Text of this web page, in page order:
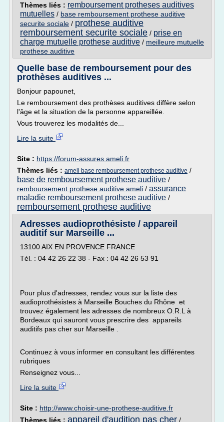
Thèmes liés : remboursement protheses auditives
mutuelles / base remboursement prothese auditive
securite sociale / prothese auditive
remboursement securite sociale / prise en
charge mutuelle prothese auditive / meilleure mutuelle
prothese auditive
Quelle base de remboursement pour des
prothèses auditives ...
Bonjour papounet,
Le remboursement des prothèses auditives diffère selon
l'âge et la situation de la personne appareillée.
Vous trouverez les modalités de...
Lire la suite
Site : https://forum-assures.ameli.fr
Thèmes liés : ameli base remboursement prothese auditive /
base de remboursement prothese auditive /
remboursement prothese auditive ameli / assurance
maladie remboursement prothese auditive /
remboursement prothese auditive
Adresses audioprothésiste / appareil
auditif sur Marseille ...
13100 AIX EN PROVENCE FRANCE
Tél. : 04 42 26 22 38 - Fax : 04 42 26 53 91
Pour plus d'adresses, rendez vous sur la liste des
audioprothésistes à Marseille Bouches du Rhône et
trouvez également les adresses de nombreux O.R.L à
Bordeaux qui sauront vous prescrire des appareils
auditifs pas cher sur Marseille .
Continuez à vous informer en consultant les différentes
rubriques
Renseignez vous...
Lire la suite
Site : http://www.choisir-une-prothese-auditive.fr
Thèmes liés : appareil d'audition pas cher /